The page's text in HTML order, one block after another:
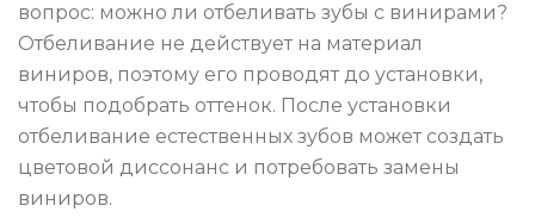
вопрос: можно ли отбеливать зубы с винирами?
Отбеливание не действует на материал
виниров, поэтому его проводят до установки,
чтобы подобрать оттенок. После установки
отбеливание естественных зубов может создать
цветовой диссонанс и потребовать замены
виниров.